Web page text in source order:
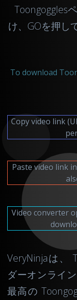
Toongoggles
け、GOを押し
To download
Copy video link
Paste video link
Video converter
VeryNinjaは、
ダーオンライ
最高の